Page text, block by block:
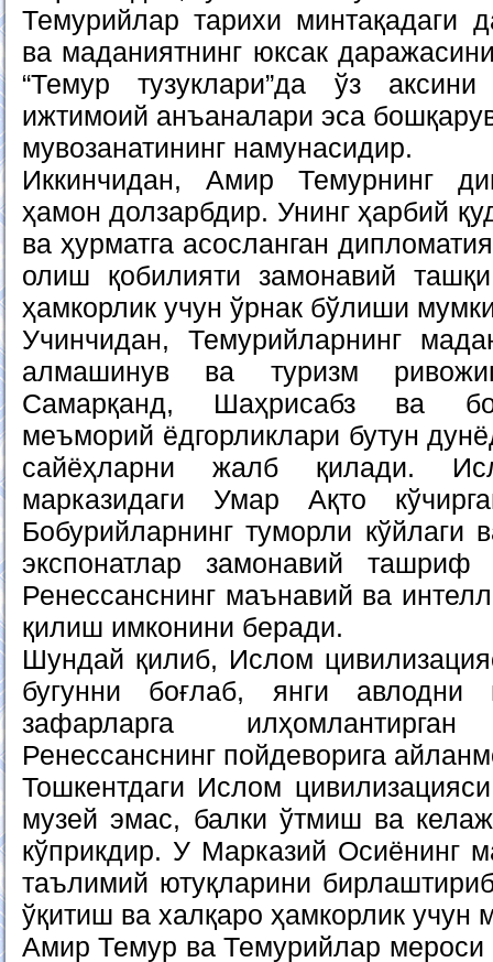
Темурийлар тарихи минтақадаги
ва маданиятнинг юксак
“Темур тузуклари”да ўз
ижтимоий анъаналари эса
мувозанатининг намунасидир.
Иккинчидан, Амир Темурнинг
ҳамон долзарбдир. Унинг ҳарбий
ва ҳурматга асосланган
олиш қобилияти замонавий
ҳамкорлик учун ўрнак бўлиши
Учинчидан, Темурийларнинг
алмашинув ва туризм
Самарқанд, Шаҳрисабз ва
меъморий ёдгорликлари бутун
сайёҳларни жалб қилади.
марказидаги Умар Ақто
Бобурийларнинг туморли кўйлаги
экспонатлар замонавий ташриф
Ренессанснинг маънавий ва
қилиш имконини беради.
Шундай қилиб, Ислом
бугунни боғлаб, янги
зафарларга
Ренессанснинг пойдеворига
Тошкентдаги Ислом
музей эмас, балки ўтмиш ва
кўприкдир. У Марказий Осиёнинг
таълимий ютуқларини
ўқитиш ва халқаро ҳамкорлик учун
Амир Темур ва Темурийлар мероси